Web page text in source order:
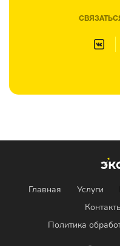
Главная Услуги
Политика